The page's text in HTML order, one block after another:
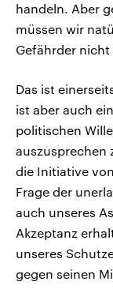
handeln. Aber
müssen wir
Gefährder
Das ist
ist aber auch
politischen
auszusprechen
die Initiative
Frage der
auch unseres
Akzeptanz
unseres
gegen seinen